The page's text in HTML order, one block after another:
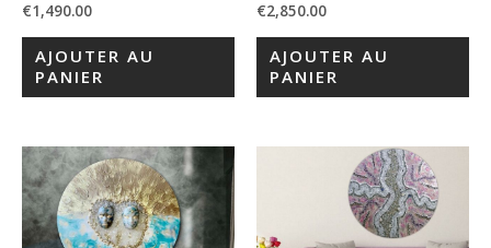
Note
sur
€1,490.00
AJOUTER AU
PANIER
Note
sur
€2,850.00
AJOUTER AU
PANIER